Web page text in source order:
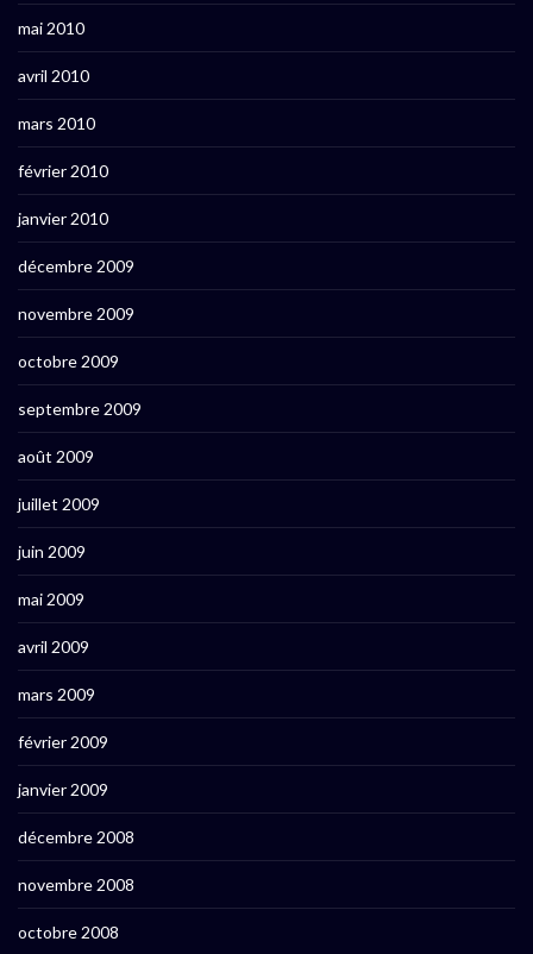
mai 2010
avril 2010
mars 2010
février 2010
janvier 2010
décembre 2009
novembre 2009
octobre 2009
septembre 2009
août 2009
juillet 2009
juin 2009
mai 2009
avril 2009
mars 2009
février 2009
janvier 2009
décembre 2008
novembre 2008
octobre 2008